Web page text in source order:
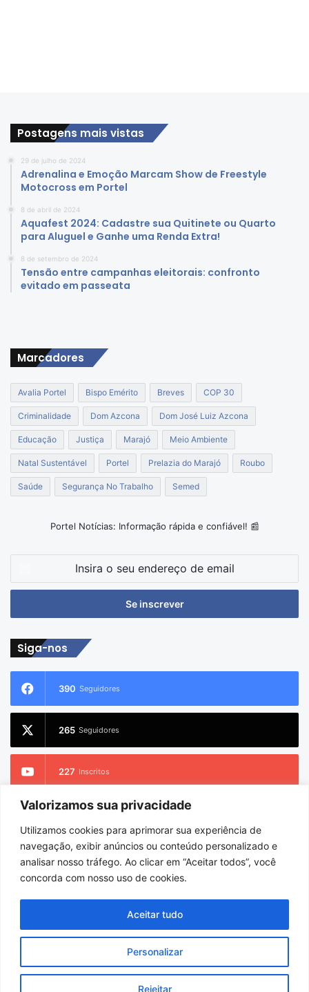
Valorizamos sua privacidade
Utilizamos cookies para aprimorar sua experiência de
navegação, exibir anúncios ou conteúdo personalizado e
analisar nosso tráfego. Ao clicar em “Aceitar todos”, você
concorda com nosso uso de cookies.
Personalizar
Rejeitar
Aceitar tudo
Postagens mais vistas
29 de julho de 2024
Adrenalina e Emoção Marcam Show de Freestyle
Motocross em Portel
8 de abril de 2024
Aquafest 2024: Cadastre sua Quitinete ou Quarto
para Aluguel e Ganhe uma Renda Extra!
8 de setembro de 2024
Tensão entre campanhas eleitorais: confronto
evitado em passeata
Marcadores
Avalia Portel Bispo Emérito Breves COP 30
Criminalidade Dom Azcona Dom José Luiz Azcona
Educação Justiça Marajó Meio Ambiente
Natal Sustentável Portel Prelazia do Marajó Roubo
Saúde Segurança No Trabalho Semed
Portel Notícias: Informação rápida e confiável! 📰
seu
de
Siga-nos
390 Seguidores
265 Seguidores
227 Inscritos
2.733 Seguidores
© Copyright 2026Portel Notícias. Todos os direitos reservados |
Hospedado pori9 Digital
Facebook
X YouTube